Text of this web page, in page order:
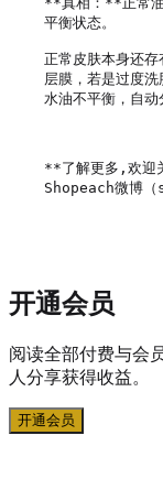
平衡状态。
正常皮肤本身还
层膜，若是过度
水油不平衡，自动
**了解更多,欢迎
Shopeach微博
开通会员
阅读全部付费与会
人分享获得收益。
开通会员